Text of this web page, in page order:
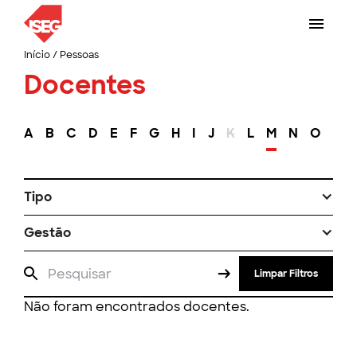
Início/ Pessoas
Docentes
A B C D E F G H I J K L M N O
Tipo
Gestão
Limpar Filtros
Não foram encontrados docentes.